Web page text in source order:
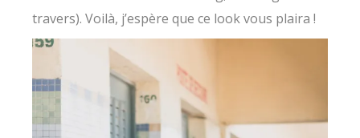
travers). Voilà, j’espère que ce look vous plaira !